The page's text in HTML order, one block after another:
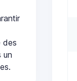
des
un